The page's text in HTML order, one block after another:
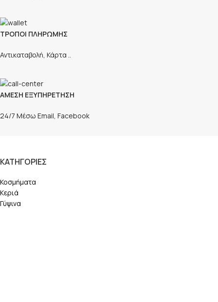
ΤΡΟΠΟΙ ΠΛΗΡΩΜΗΣ
Αντικαταβολή, Κάρτα ..
ΑΜΕΣΗ ΕΞΥΠΗΡΕΤΗΣΗ
24/7 Μέσω Email, Facebook
ΚΑΤΗΓΟΡΙΕΣ
Κοσμήματα
Κεριά
Γύψινα